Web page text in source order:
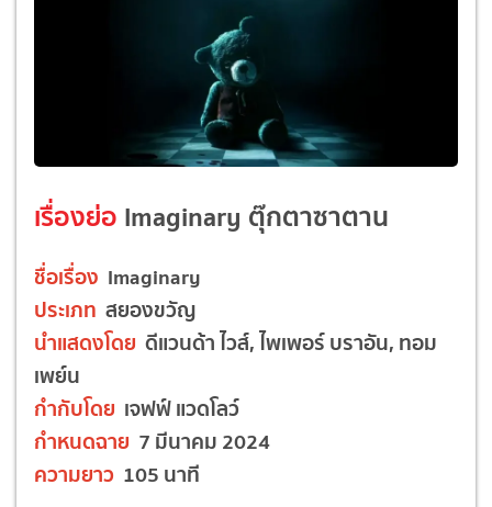
เรื่องย่อ Imaginary ตุ๊กตาซาตาน
ชื่อเรื่อง Imaginary
ประเภท สยองขวัญ
นำแสดงโดย ดีแวนด้า ไวส์, ไพเพอร์ บราอัน, ทอม
เพย์น
กำกับโดย เจฟฟ์ แวดโลว์
กำหนดฉาย 7 มีนาคม 2024
ความยาว 105 นาที